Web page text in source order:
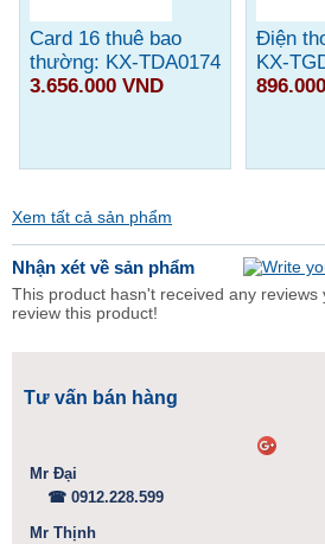
Card 16 thuê bao
thường: KX-TDA0174
3.656.000 VND
Điện
KX-
Xem tất cả sản phẩm
Nhận xét về sản phẩm
This product hasn't received any reviews
review this product!
Tư vấn bán hàng
Mr Đại
☎ 0912.228.599
Mr Thịnh